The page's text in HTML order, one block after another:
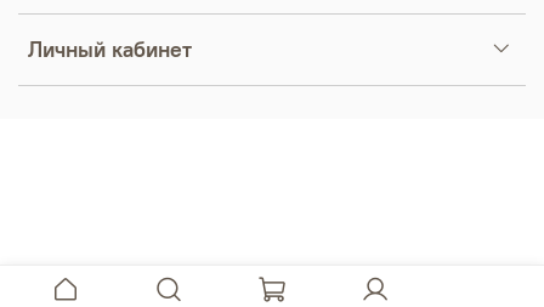
Личный кабинет